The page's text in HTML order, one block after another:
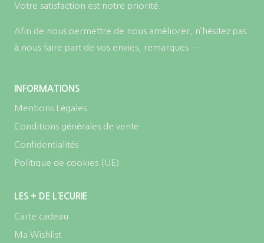
Votre satisfaction est notre priorité.
Afin de nous permettre de nous améliorer, n’hésitez pas
à nous faire part de vos envies, remarques …
INFORMATIONS
Mentions Légales
Conditions générales de vente
Confidentialités
Politique de cookies (UE)
LES + DE L’ECURIE
Carte cadeau
Ma Wishlist